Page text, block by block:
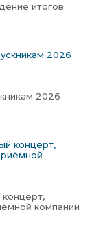
итогов
2026
компании